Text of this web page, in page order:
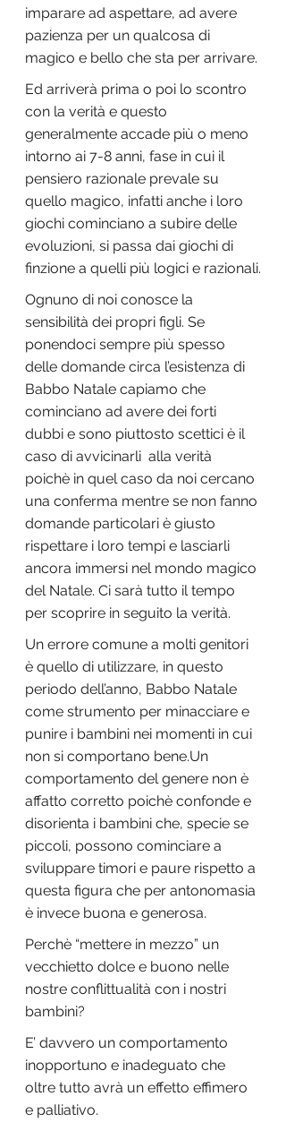
imparare ad aspettare, ad avere
pazienza per un qualcosa di
magico e bello che sta per arrivare.
Ed arriverà prima o poi lo scontro
con la verità e questo
generalmente accade più o meno
intorno ai 7-8 anni, fase in cui il
pensiero razionale prevale su
quello magico, infatti anche i loro
giochi cominciano a subire delle
evoluzioni, si passa dai giochi di
finzione a quelli più logici e razionali.
Ognuno di noi conosce la
sensibilità dei propri figli. Se
ponendoci sempre più spesso
delle domande circa l’esistenza di
Babbo Natale capiamo che
cominciano ad avere dei forti
dubbi e sono piuttosto scettici è il
caso di avvicinarli  alla verità
poichè in quel caso da noi cercano
una conferma mentre se non fanno
domande particolari è giusto
rispettare i loro tempi e lasciarli
ancora immersi nel mondo magico
del Natale. Ci sarà tutto il tempo
per scoprire in seguito la verità.
Un errore comune a molti genitori
è quello di utilizzare, in questo
periodo dell’anno, Babbo Natale
come strumento per minacciare e
punire i bambini nei momenti in cui
non si comportano bene.Un
comportamento del genere non è
affatto corretto poichè confonde e
disorienta i bambini che, specie se
piccoli, possono cominciare a
sviluppare timori e paure rispetto a
questa figura che per antonomasia
è invece buona e generosa.
Perchè “mettere in mezzo” un
vecchietto dolce e buono nelle
nostre conflittualità con i nostri
bambini?
E’ davvero un comportamento
inopportuno e inadeguato che
oltre tutto avrà un effetto effimero
e palliativo.